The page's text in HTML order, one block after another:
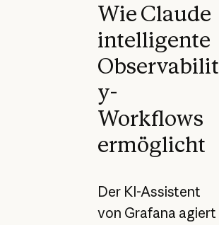
Wie Claude
intelligente
Observabilit
y-
Workflows
ermöglicht
Der KI-Assistent
von Grafana agiert